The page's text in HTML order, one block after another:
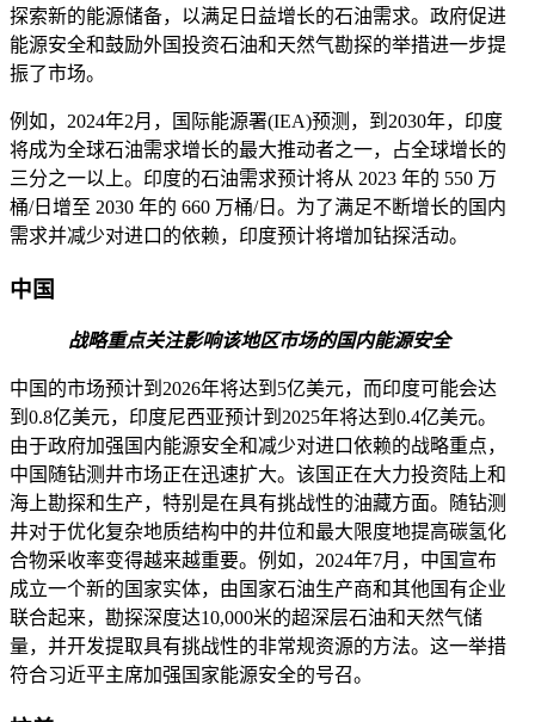
探索新的能源储备，以满足日益增长的石油需求。政府促进
能源安全和鼓励外国投资石油和天然气勘探的举措进一步提
振了市场。
例如，2024年2月，国际能源署(IEA)预测，到2030年，印度
将成为全球石油需求增长的最大推动者之一，占全球增长的
三分之一以上。印度的石油需求预计将从 2023 年的 550 万
桶/日增至 2030 年的 660 万桶/日。为了满足不断增长的国内
需求并减少对进口的依赖，印度预计将增加钻探活动。
中国
战略重点关注影响该地区市场的国内能源安全
中国的市场预计到2026年将达到5亿美元，而印度可能会达
到0.8亿美元，印度尼西亚预计到2025年将达到0.4亿美元。
由于政府加强国内能源安全和减少对进口依赖的战略重点，
中国随钻测井市场正在迅速扩大。该国正在大力投资陆上和
海上勘探和生产，特别是在具有挑战性的油藏方面。随钻测
井对于优化复杂地质结构中的井位和最大限度地提高碳氢化
合物采收率变得越来越重要。例如，2024年7月，中国宣布
成立一个新的国家实体，由国家石油生产商和其他国有企业
联合起来，勘探深度达10,000米的超深层石油和天然气储
量，并开发提取具有挑战性的非常规资源的方法。这一举措
符合习近平主席加强国家能源安全的号召。